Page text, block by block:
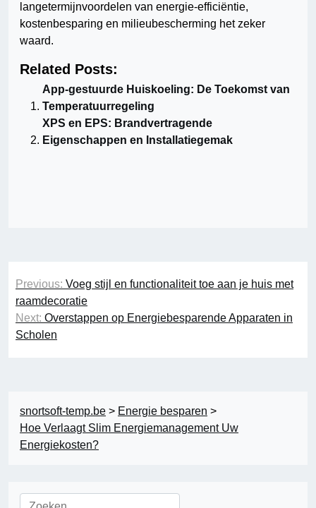
langetermijnvoordelen van energie-efficiëntie,
kostenbesparing en milieubescherming het zeker
waard.
Related Posts:
App-gestuurde Huiskoeling: De Toekomst van
Temperatuurregeling
XPS en EPS: Brandvertragende
Eigenschappen en Installatiegemak
Berichtnavigatie
Previous: Voeg stijl en functionaliteit toe aan je huis met
raamdecoratie
Next: Overstappen op Energiebesparende Apparaten in
Scholen
snortsoft-temp.be > Energie besparen >
Hoe Verlaagt Slim Energiemanagement Uw
Energiekosten?
Zoeken